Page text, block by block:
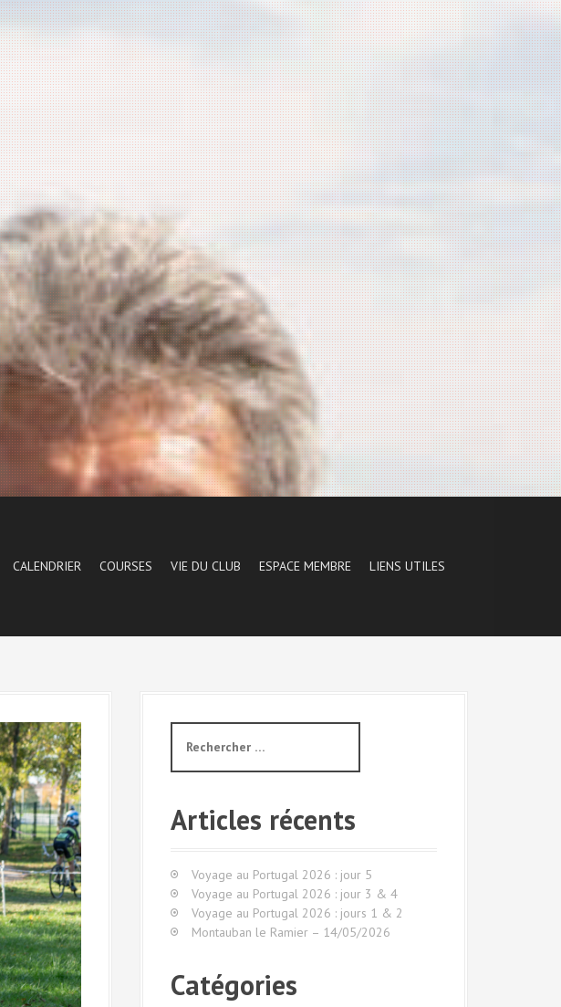
CALENDRIER COURSES VIE DU CLUB ESPACE MEMBRE LIENS UTILES
c
r
e
p
o
u
Articles récents
Voyage au Portugal 2026 : jour 5
Voyage au Portugal 2026 : jour 3 & 4
Voyage au Portugal 2026 : jours 1 & 2
Montauban le Ramier – 14/05/2026
Catégories